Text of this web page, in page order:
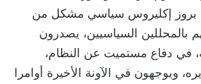
بروز إكليروس سياسي مشكل من
السياسيين، يصدرون
في دفاع مستميت عن النظام،
ويوجهون في الآونة الأخيرة أوامرا